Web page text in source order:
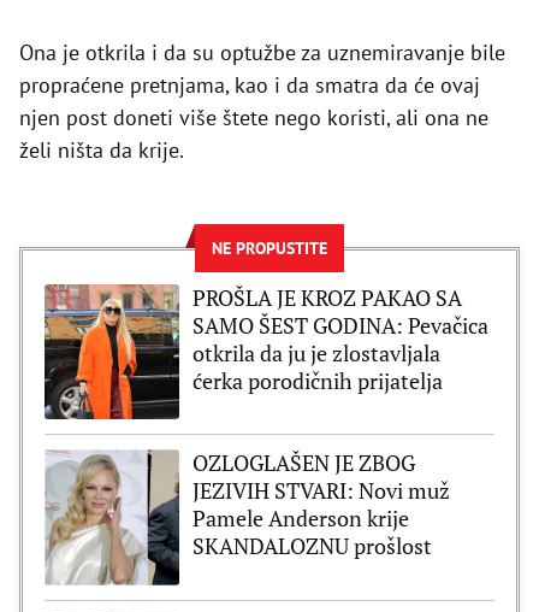
Ona je otkrila i da su optužbe za uznemiravanje bile
propraćene pretnjama, kao i da smatra da će ovaj
njen post doneti više štete nego koristi, ali ona ne
želi ništa da krije.
NE PROPUSTITE
PROŠLA JE KROZ PAKAO SA
SAMO ŠEST GODINA: Pevačica
otkrila da ju je zlostavljala
ćerka porodičnih prijatelja
OZLOGLAŠEN JE ZBOG
JEZIVIH STVARI: Novi muž
Pamele Anderson krije
SKANDALOZNU prošlost